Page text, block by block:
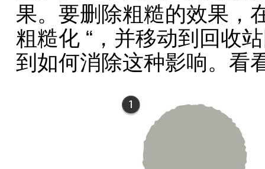
果。要删除粗糙的效果，
粗糙化 “，并移动到回收
到如何消除这种影响。看